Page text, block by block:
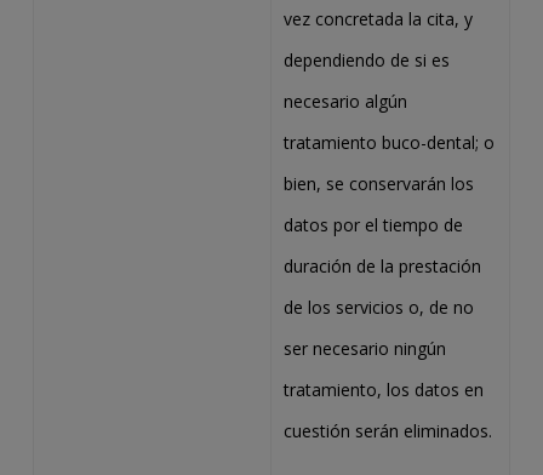
vez concretada la cita, y
dependiendo de si es
necesario algún
tratamiento buco-dental; o
bien, se conservarán los
datos por el tiempo de
duración de la prestación
de los servicios o, de no
ser necesario ningún
tratamiento, los datos en
cuestión serán eliminados.